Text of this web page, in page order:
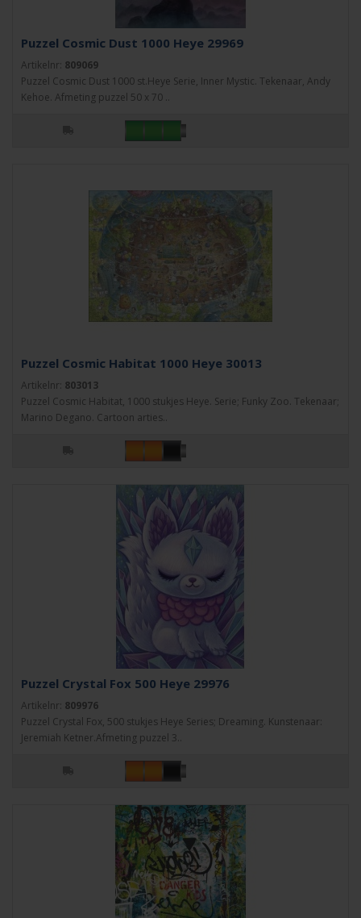
Puzzel Cosmic Dust 1000 Heye 29969
Artikelnr: 809069
Puzzel Cosmic Dust 1000 st.Heye Serie, Inner Mystic. Tekenaar, Andy
Kehoe. Afmeting puzzel 50 x 70 ..
Puzzel Cosmic Habitat 1000 Heye 30013
Artikelnr: 803013
Puzzel Cosmic Habitat, 1000 stukjes Heye. Serie; Funky Zoo. Tekenaar;
Marino Degano. Cartoon arties..
Puzzel Crystal Fox 500 Heye 29976
Artikelnr: 809976
Puzzel Crystal Fox, 500 stukjes Heye Series; Dreaming. Kunstenaar:
Jeremiah Ketner.Afmeting puzzel 3..